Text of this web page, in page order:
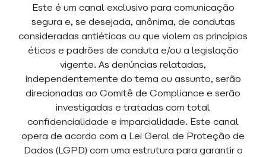
Este é um canal exclusivo para comunicação
segura e, se desejada, anônima, de condutas
consideradas antiéticas ou que violem os princípios
éticos e padrões de conduta e/ou a legislação
vigente. As denúncias relatadas,
independentemente do tema ou assunto, serão
direcionadas ao Comitê de Compliance e serão
investigadas e tratadas com total
confidencialidade e imparcialidade. Este canal
opera de acordo com a Lei Geral de Proteção de
Dados (LGPD) com uma estrutura para garantir o